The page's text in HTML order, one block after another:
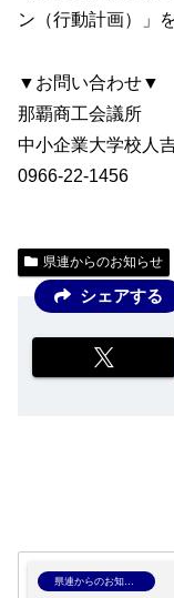
ン（行動計画）」
▼お問い合わせ▼
那覇商工会議
中小企業大学校人
0966-22-1456
県連からのお知らせ
シェアする
県連からのお知らせ